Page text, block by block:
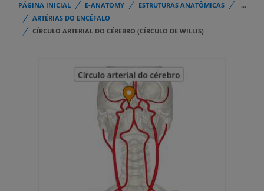
PÁGINA INICIAL E-ANATOMY ESTRUTURAS ANATÔMICAS
...
ARTÉRIAS DO ENCÉFALO
CÍRCULO ARTERIAL DO CÉREBRO (CÍRCULO DE WILLIS)